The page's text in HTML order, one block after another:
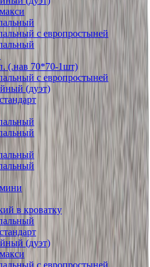
с европростыней
(.нав 70*70-1шт)
с европростыней
(дуэт)
в кроватку
(дуэт)